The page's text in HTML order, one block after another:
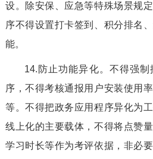
设。除安保、应急等特殊场景规
序不得设置打卡签到、积分排名
能。
14.防止功能异化。不得强制
序，不得考核通报用户安装使用
等。不得把政务应用程序异化为
线上化的主要载体，不得将点赞
学习时长等作为考评依据，非必